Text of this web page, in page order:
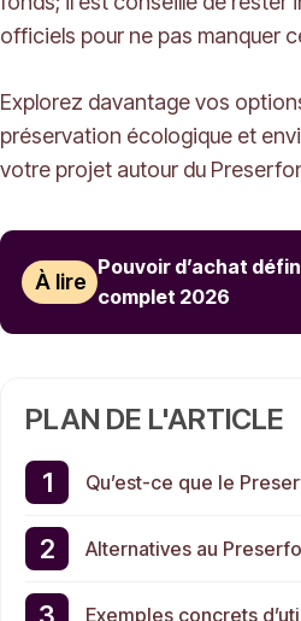
officiels pour ne pas manquer
Explorez davantage vos
préservation écologique et
votre projet autour du
À lire
Pouvoir d’achat
complet 2026
PLAN DE L'ARTICLE
Qu’est-ce que le
Alternatives au
Exemples concrets